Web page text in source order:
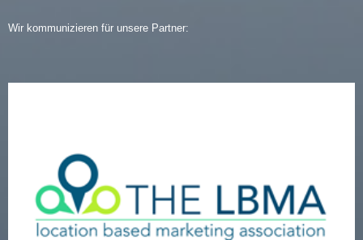
Wir kommunizieren für unsere Partner: